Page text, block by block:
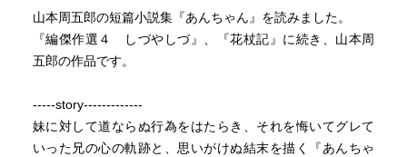
山本周五郎の短篇小説集『あんちゃん』を読みました。
『編傑作選４ しづやしづ』、『花杖記』に続き、山本周
五郎の作品です。
-----story-------------
妹に対して道ならぬ行為をはたらき、それを悔いてグレて
いった兄の心の軌跡と、思いがけぬ結末を描く『あんちゃ